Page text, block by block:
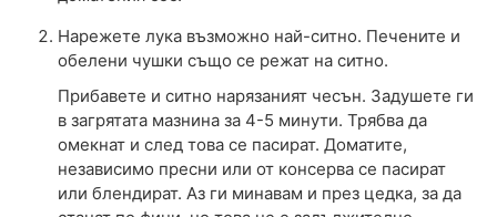
Нарежете лука възможно най-ситно. Печените и
обелени чушки също се режат на ситно.
Прибавете и ситно нарязаният чесън. Задушете ги
в загрятата мазнина за 4-5 минути. Трябва да
омекнат и след това се пасират. Доматите,
независимо пресни или от консерва се пасират
или блендират. Аз ги минавам и през цедка, за да